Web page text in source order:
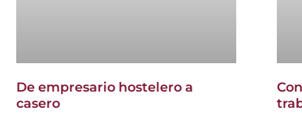
De empresario hostelero a
casero